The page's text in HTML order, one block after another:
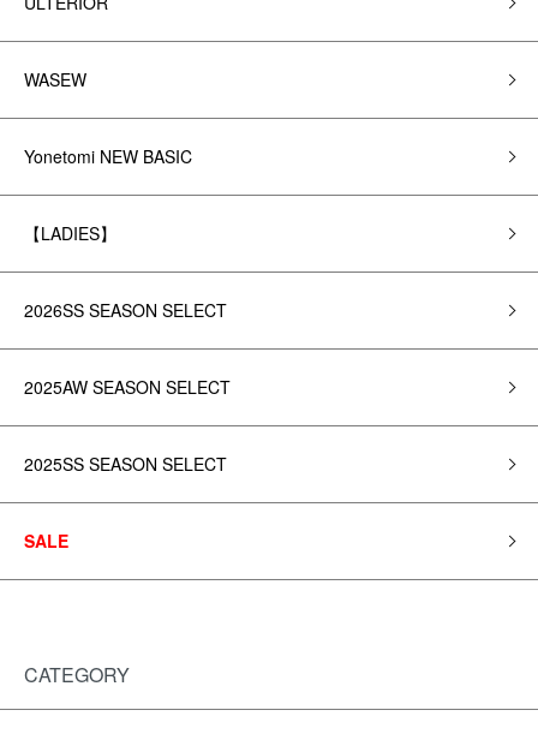
WASEW
Yonetomi NEW BASIC
【LADIES】
2026SS SEASON SELECT
2025AW SEASON SELECT
2025SS SEASON SELECT
SALE
CATEGORY